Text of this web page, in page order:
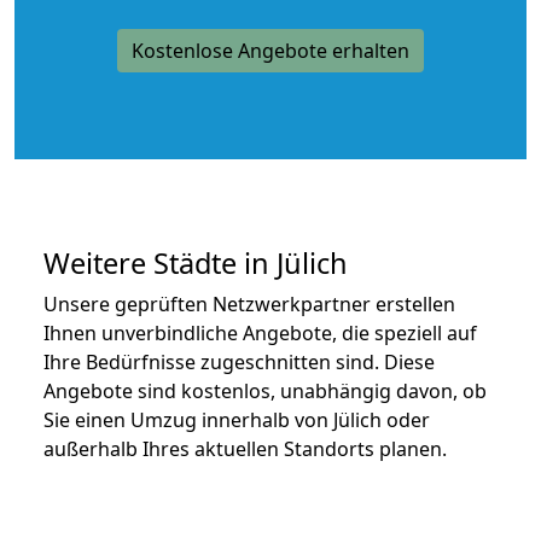
Kostenlose Angebote erhalten
Weitere Städte in Jülich
Unsere geprüften Netzwerkpartner erstellen
Ihnen unverbindliche Angebote, die speziell auf
Ihre Bedürfnisse zugeschnitten sind. Diese
Angebote sind kostenlos, unabhängig davon, ob
Sie einen Umzug innerhalb von Jülich oder
außerhalb Ihres aktuellen Standorts planen.